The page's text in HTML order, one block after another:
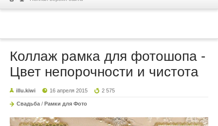
Коллаж рамка для фотошопа -
Цвет непорочности и чистота
illu.kiwi 16 апреля 2015 2 575
Свадьба / Рамки для Фото